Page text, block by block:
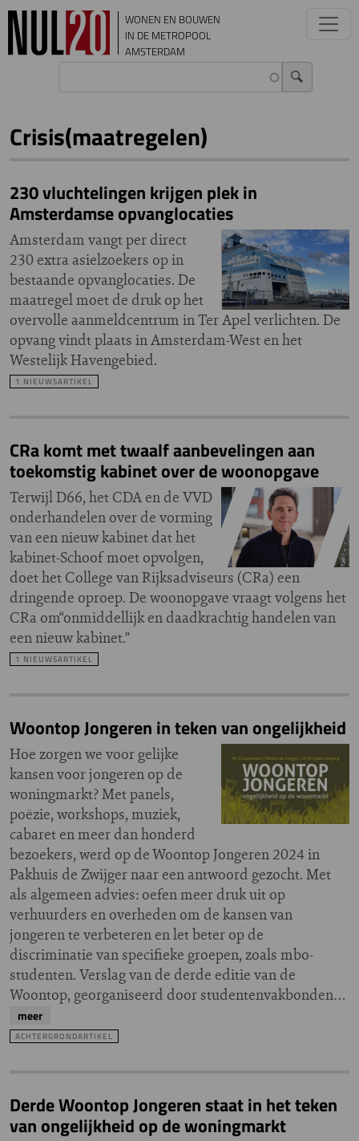
Overslaan en naar de inhoud gaan
WONEN EN BOUWEN
IN DE METROPOOL
AMSTERDAM
Crisis(maatregelen)
230 vluchtelingen krijgen plek in
Amsterdamse opvanglocaties
Amsterdam vangt per direct
230 extra asielzoekers op in
bestaande opvanglocaties. De
maatregel moet de druk op het
overvolle aanmeldcentrum in Ter Apel verlichten. De
opvang vindt plaats in Amsterdam-West en het
Westelijk Havengebied.
1 NIEUWSARTIKEL
CRa komt met twaalf aanbevelingen aan
toekomstig kabinet over de woonopgave
Terwijl D66, het CDA en de VVD
onderhandelen over de vorming
van een nieuw kabinet dat het
kabinet-Schoof moet opvolgen,
doet het College van Rijksadviseurs (CRa) een
dringende oproep. De woonopgave vraagt volgens het
CRa om“onmiddellijk en daadkrachtig handelen van
een nieuw kabinet.”
1 NIEUWSARTIKEL
Woontop Jongeren in teken van ongelijkheid
Hoe zorgen we voor gelijke
kansen voor jongeren op de
woningmarkt? Met panels,
poëzie, workshops, muziek,
cabaret en meer dan honderd
bezoekers, werd op de Woontop Jongeren 2024 in
Pakhuis de Zwijger naar een antwoord gezocht. Met
als algemeen advies: oefen meer druk uit op
verhuurders en overheden om de kansen van
jongeren te verbeteren en let beter op de
discriminatie van specifieke groepen, zoals mbo-
studenten. Verslag van de derde editie van de
Woontop, georganiseerd door studentenvakbonden…
meer
ACHTERGRONDARTIKEL
Derde Woontop Jongeren staat in het teken
van ongelijkheid op de woningmarkt